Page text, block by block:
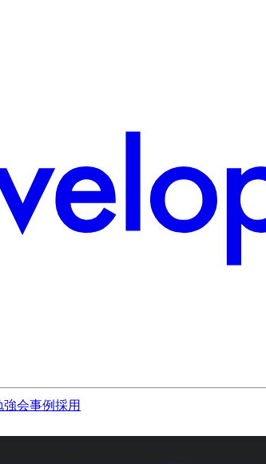
強会事例採用